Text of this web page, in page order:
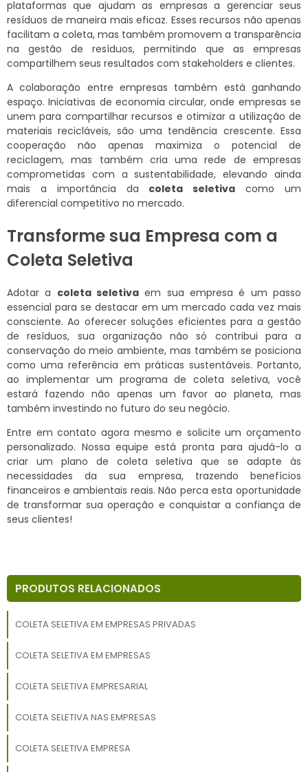
plataformas que ajudam as empresas a gerenciar seus
resíduos de maneira mais eficaz. Esses recursos não apenas
facilitam a coleta, mas também promovem a transparência
na gestão de resíduos, permitindo que as empresas
compartilhem seus resultados com stakeholders e clientes.
A colaboração entre empresas também está ganhando
espaço. Iniciativas de economia circular, onde empresas se
unem para compartilhar recursos e otimizar a utilização de
materiais recicláveis, são uma tendência crescente. Essa
cooperação não apenas maximiza o potencial de
reciclagem, mas também cria uma rede de empresas
comprometidas com a sustentabilidade, elevando ainda
mais a importância da coleta seletiva como um
diferencial competitivo no mercado.
Transforme sua Empresa com a
Coleta Seletiva
Adotar a coleta seletiva em sua empresa é um passo
essencial para se destacar em um mercado cada vez mais
consciente. Ao oferecer soluções eficientes para a gestão
de resíduos, sua organização não só contribui para a
conservação do meio ambiente, mas também se posiciona
como uma referência em práticas sustentáveis. Portanto,
ao implementar um programa de coleta seletiva, você
estará fazendo não apenas um favor ao planeta, mas
também investindo no futuro do seu negócio.
Entre em contato agora mesmo e solicite um orçamento
personalizado. Nossa equipe está pronta para ajudá-lo a
criar um plano de coleta seletiva que se adapte às
necessidades da sua empresa, trazendo benefícios
financeiros e ambientais reais. Não perca esta oportunidade
de transformar sua operação e conquistar a confiança de
seus clientes!
PRODUTOS RELACIONADOS
COLETA SELETIVA EM EMPRESAS PRIVADAS
COLETA SELETIVA EM EMPRESAS
COLETA SELETIVA EMPRESARIAL
COLETA SELETIVA NAS EMPRESAS
COLETA SELETIVA EMPRESA